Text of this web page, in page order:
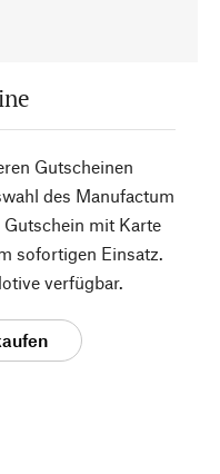
Gutscheinen
des Manufactum
mit Karte
sofortigen Einsatz.
verfügbar.